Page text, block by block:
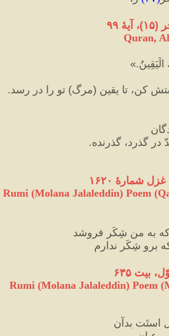
(۱۵)، آيهٔ ۹۹
Quran,
الْيَقِينُ.»
کن، تا یقین (مرگ) تو را در رسد.
در گذرد، گذرنده.
شمارهٔ ۱۶۲۰
Rumi (Molana Jalaleddin) Poem
به من شِکَر فروشد
برو شِکَر ندارم
بیت ۶۳۵
Rumi (Molana Jalaleddin) Poem
استَت بدآن